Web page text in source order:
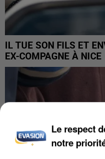
IL TUE SON FILS ET
EX-COMPAGNE À NICE
Le respect
notre